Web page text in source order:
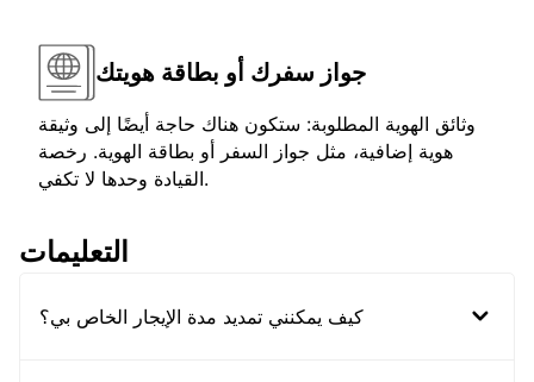
جواز سفرك أو بطاقة هويتك
وثائق الهوية المطلوبة: ستكون هناك حاجة أيضًا إلى وثيقة
هوية إضافية، مثل جواز السفر أو بطاقة الهوية. رخصة
القيادة وحدها لا تكفي.
التعليمات
كيف يمكنني تمديد مدة الإيجار الخاص بي؟